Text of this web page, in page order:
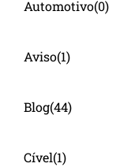
Automotivo(0)
Aviso(1)
Blog(44)
Cível(1)